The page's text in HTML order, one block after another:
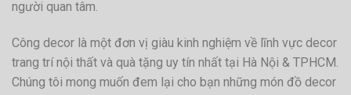
người quan tâm.
Công decor là một đơn vị giàu kinh nghiệm về lĩnh vực decor
trang trí nội thất và quà tặng uy tín nhất tại Hà Nội & TPHCM.
Chúng tôi mong muốn đem lại cho bạn những món đồ decor